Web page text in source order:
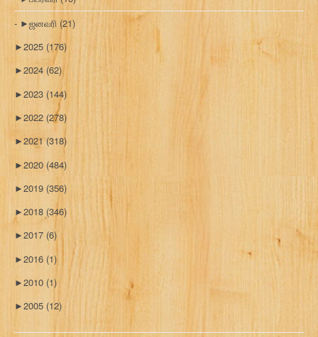
►ஜனவரி (21)
►2025 (176)
►2024 (62)
►2023 (144)
►2022 (278)
►2021(318)
►2020 (484)
►2019 (356)
►2018 (346)
►2017 (6)
►2016 (1)
►2010 (1)
►2005 (12)